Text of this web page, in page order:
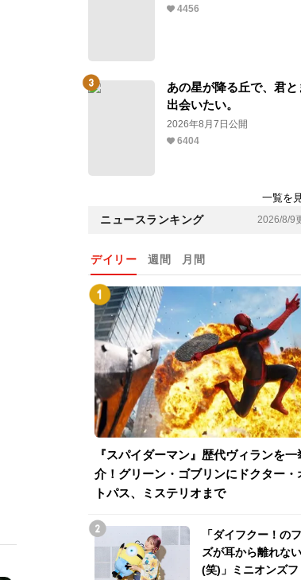
4456
あの星が降る丘で、君と
出会いたい。
2026年8月7日公開
6404
一覧を
ニュースランキング 2026/8/9
デイリー 週間 月間
『スパイダーマン』歴代ヴィランを一
介！グリーン・ゴブリンにドクター・
トパス、ミステリオまで
「ダイフクー！の
ズが耳から離れない
(笑)」ミニオンズフ